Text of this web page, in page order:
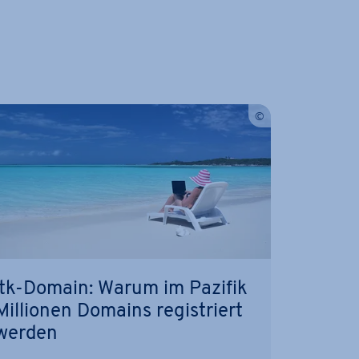
Domain: Warum im Pazifik
Domains re­gis­triert